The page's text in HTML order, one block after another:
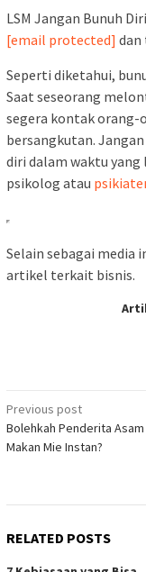
LSM Jangan Bunuh
[email protected] dan
Seperti diketahui,
Saat seseorang
segera kontak orang-
bersangkutan.
diri dalam waktu
psikolog atau
Selain sebagai media
artikel terkait bisnis.
Post
navigation
Previous post
Bolehkah Penderita
Makan Mie Instan?
RELATED POSTS